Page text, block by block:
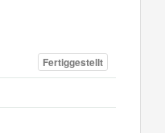
Fertiggestellt